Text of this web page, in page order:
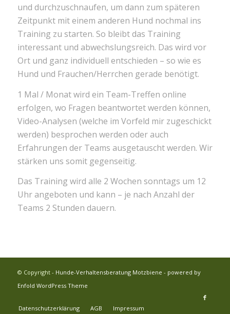
und durchzuschnaufen, um dann zum späteren
Zeitpunkt mit einem anderen Hund nochmal ins
Training zu starten. So bleibt das Training
interessant und abwechslungsreich. Das wird vor
Ort und ganz individuell entschieden – so wie es
Hund und Frauchen/Herrchen gerade benötigt.
1 Mal / Monat wird ein Team-Treffen online
erfolgen, wo Fragen beantwortet werden können,
Video-Analysen (welche im Vorfeld mir zugeschickt
werden) besprochen werden oder auch
Erfahrungen der Teams ausgetauscht werden. Wir
stärken uns somit gegenseitig.
Das Training wird alle 2 Wochen sonntags um 12
Uhr angeboten und kann – je nach Anzahl der
Teams 2 Stunden dauern.
© Copyright - Hunde-Verhaltensberatung Motzbiene - powered by
Enfold WordPress Theme
Datenschutzerklärung AGB Impressum